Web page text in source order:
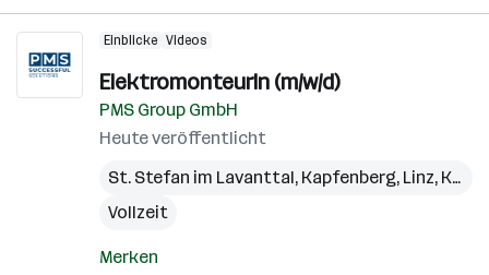
Einblicke Videos
ElektromonteurIn (m/w/d)
PMS Group GmbH
Heute veröffentlicht
St. Stefan im Lavanttal, Kapfenberg, Linz, Kundl
Vollzeit
Merken